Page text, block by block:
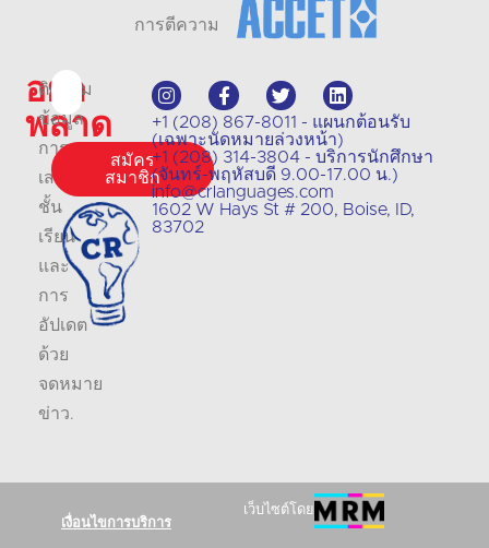
อย่า
พลาด
ติดตาม
ข้อมูล
การ
เสนอ
ชั้น
เรียน
และ
การ
อัปเดต
ด้วย
จดหมาย
ข่าว.
สมัคร
สมาชิก
+1 (208) 867-8011 - แผนกต้อนรับ
(เฉพาะนัดหมายล่วงหน้า)
+1 (208) 314-3804 - บริการนักศึกษา
(จันทร์-พฤหัสบดี 9.00-17.00 น.)
info@crlanguages.com
1602 W Hays St # 200, Boise, ID,
83702
การตีความ
เงื่อนไขการบริการ
เว็บไซต์โดย